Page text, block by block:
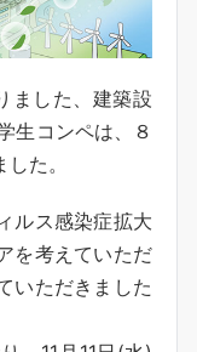
ました、建築設
生コンペは、８
た。
ルス感染症拡大
を考えていただ
いただきました